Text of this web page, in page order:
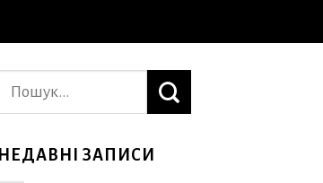
НЕДАВНІ ЗАПИСИ